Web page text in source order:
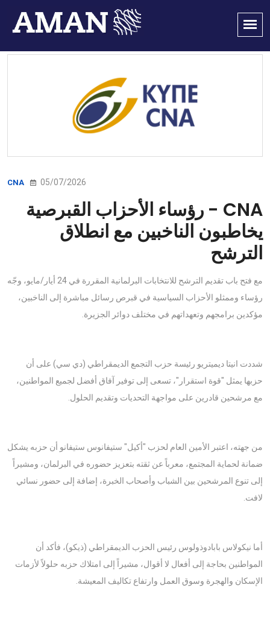
CNA 05/07/2026
CNA - رؤساء الأحزاب القبرصية
يخاطبون الناخبين مع انطلاق
الترشح
مع فتح باب تقديم الترشح للانتخابات البرلمانية المقررة في 24 أيار/مايو، وجّه
رؤساء وممثلو الأحزاب السياسية في قبرص رسائل مباشرة إلى الناخبين،
مؤكدين برامجهم وتعهداتهم في مختلف دوائر الجزيرة.
شددت انيتا ديميتريو رئيسة حزب التجمع الديمقراطي (دي سي) على أن
حزبها يمثل "قوة استقرار"، تسعى إلى توفير آفاق أفضل لجميع المواطنين،
مع مرشحين قادرين على مواجهة التحديات وتقديم الحلول.
من جهته، اعتبر الأمين العام لحزب "أكيل" ستيفانوس ستيفانو أن حزبه يشكل
ضمانة لحماية المجتمع، معرباً عن ثقته بتعزيز حضوره في البرلمان، ومشيراً
إلى تنوع المرشحين بين الشباب وأصحاب الخبرة، إضافة إلى حضور نسائي
لافت.
أما نيكولاس بابادوذولوس رئيس الحزب الديمقراطي (ذيكو)، فأكد أن
المواطنين بحاجة إلى أفعال لا أقوال، مشيراً إلى امتلاك حزبه حلولاً لأزمات
الإسكان والهجرة وسوق العمل وارتفاع تكاليف المعيشة.